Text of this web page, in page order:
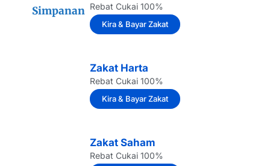
Rebat Cukai 100%
Kira & Bayar Zakat
Zakat Harta
Rebat Cukai 100%
Kira & Bayar Zakat
Zakat Saham
Rebat Cukai 100%